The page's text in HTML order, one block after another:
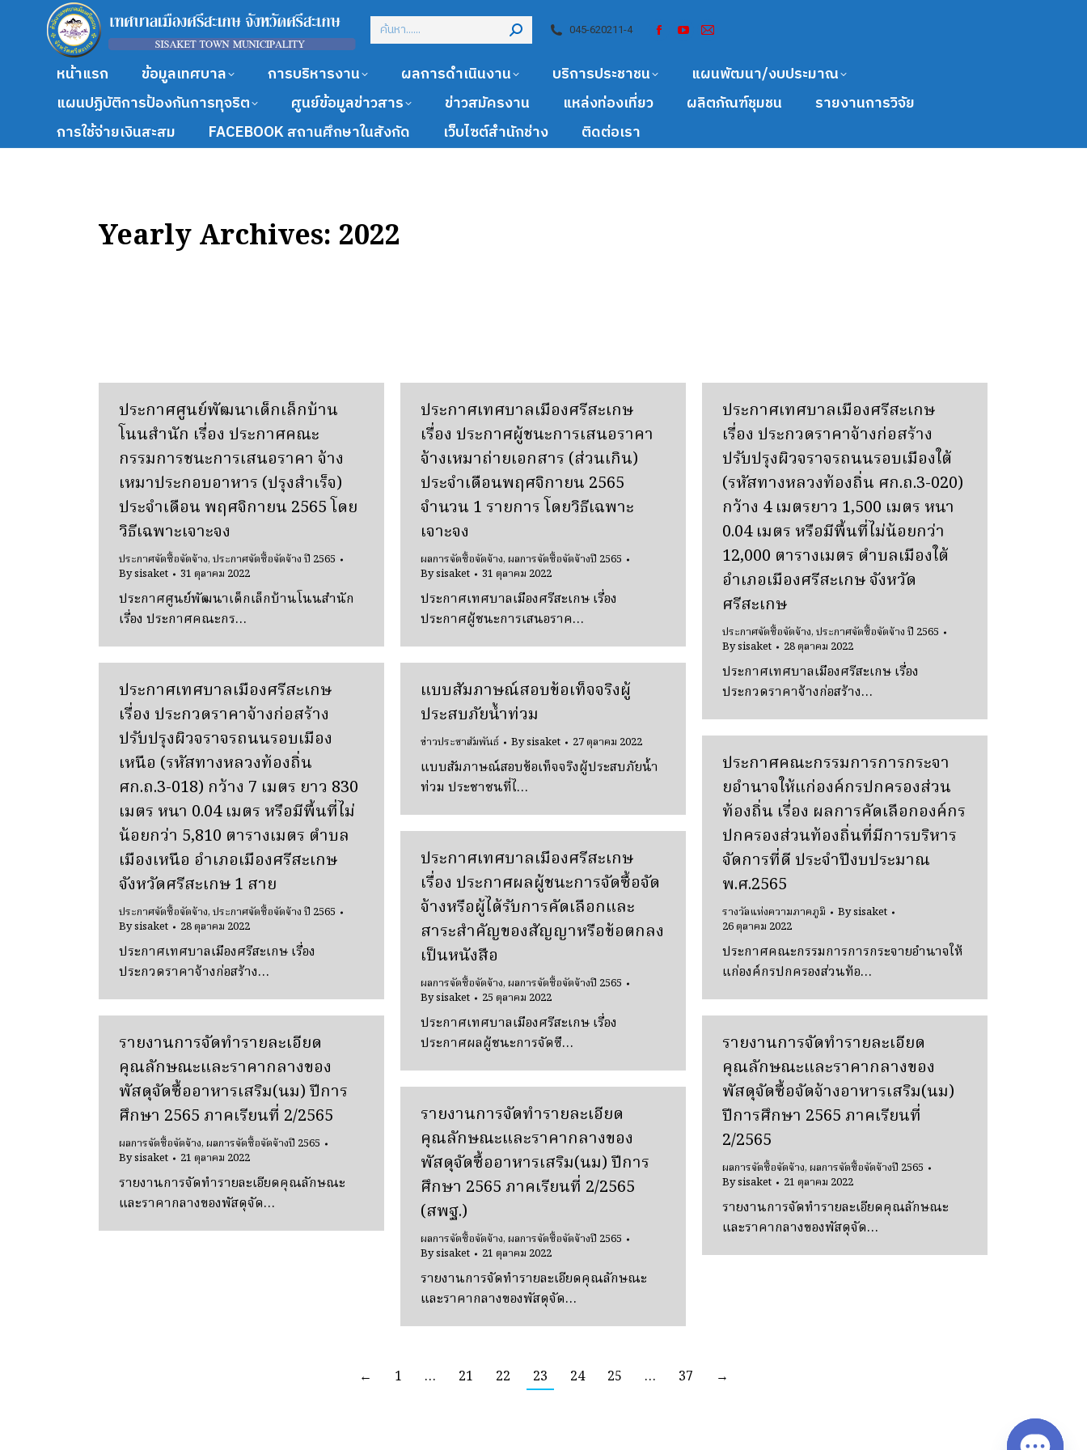
045-620211-4
หน้าแรก ข้อมูลเทศบาล การบริหารงาน ผลการดำเนินงาน บริการประชาชน
แผนพัฒนา/งบประมาณ
แผนปฏิบัติการป้องกันการทุจริต
ศูนย์ข้อมูลข่าวสาร ข่าวสมัครงาน แหล่งท่องเที่ยว ผลิตภัณฑ์ชุมชน
รายงานการวิจัย
การใช้จ่ายเงินสะสม
FACEBOOK สถานศึกษาในสังกัด เว็บไซต์สำนักช่าง ติดต่อเรา
Yearly Archives: 2022
ประกาศศูนย์พัฒนาเด็กเล็กบ้าน
โนนสำนัก เรื่อง ประกาศคณะ
กรรมการชนะการเสนอราคา จ้าง
เหมาประกอบอาหาร (ปรุงสำเร็จ)
ประจำเดือน พฤศจิกายน 2565 โดย
วิธีเฉพาะเจาะจง
ประกาศจัดซื้อจัดจ้าง,ประกาศจัดซื้อจัดจ้าง ปี 2565
Bysisaket 31 ตุลาคม 2022
ประกาศศูนย์พัฒนาเด็กเล็กบ้านโนนสำนัก
เรื่อง ประกาศคณะกร…
ประกาศเทศบาลเมืองศรีสะเกษ
เรื่อง ประกาศผู้ชนะการเสนอราคา
จ้างเหมาถ่ายเอกสาร (ส่วนเกิน)
ประจำเดือนพฤศจิกายน 2565
จำนวน 1 รายการ โดยวิธีเฉพาะ
เจาะจง
ผลการจัดซื้อจัดจ้าง,ผลการจัดซื้อจัดจ้างปี 2565
Bysisaket 31 ตุลาคม 2022
ประกาศเทศบาลเมืองศรีสะเกษ เรื่อง
ประกาศผู้ชนะการเสนอราค…
ประกาศเทศบาลเมืองศรีสะเกษ
เรื่อง ประกวดราคาจ้างก่อสร้าง
ปรับปรุงผิวจราจรถนนรอบเมืองใต้
(รหัสทางหลวงท้องถิ่น ศก.ถ.3-020)
กว้าง 4 เมตรยาว 1,500 เมตร หนา
0.04 เมตร หรือมีพื้นที่ไม่น้อยกว่า
12,000 ตารางเมตร ตำบลเมืองใต้
อำเภอเมืองศรีสะเกษ จังหวัด
ศรีสะเกษ
ประกาศจัดซื้อจัดจ้าง,ประกาศจัดซื้อจัดจ้าง ปี 2565
Bysisaket 28 ตุลาคม 2022
ประกาศเทศบาลเมืองศรีสะเกษ เรื่อง
ประกวดราคาจ้างก่อสร้าง…
ประกาศเทศบาลเมืองศรีสะเกษ
เรื่อง ประกวดราคาจ้างก่อสร้าง
ปรับปรุงผิวจราจรถนนรอบเมือง
เหนือ (รหัสทางหลวงท้องถิ่น
ศก.ถ.3-018) กว้าง 7 เมตร ยาว 830
เมตร หนา 0.04 เมตร หรือมีพื้นที่ไม่
น้อยกว่า 5,810 ตารางเมตร ตำบล
เมืองเหนือ อำเภอเมืองศรีสะเกษ
จังหวัดศรีสะเกษ 1 สาย
ประกาศจัดซื้อจัดจ้าง,ประกาศจัดซื้อจัดจ้าง ปี 2565
Bysisaket 28 ตุลาคม 2022
ประกาศเทศบาลเมืองศรีสะเกษ เรื่อง
ประกวดราคาจ้างก่อสร้าง…
แบบสัมภาษณ์สอบข้อเท็จจริงผู้
ประสบภัยน้ำท่วม
ข่าวประชาสัมพันธ์ Bysisaket 27 ตุลาคม 2022
แบบสัมภาษณ์สอบข้อเท็จจริงผู้ประสบภัยน้ำ
ท่วม ประชาชนที่ไ…
ประกาศคณะกรรมการการกระจา
ยอำนาจให้แก่องค์กรปกครองส่วน
ท้องถิ่น เรื่อง ผลการคัดเลือกองค์กร
ปกครองส่วนท้องถิ่นที่มีการบริหาร
จัดการที่ดี ประจำปีงบประมาณ
พ.ศ.2565
รางวัลแห่งความภาคภูมิ Bysisaket
26 ตุลาคม 2022
ประกาศคณะกรรมการการกระจายอำนาจให้
แก่องค์กรปกครองส่วนท้อ…
ประกาศเทศบาลเมืองศรีสะเกษ
เรื่อง ประกาศผลผู้ชนะการจัดซื้อจัด
จ้างหรือผู้ได้รับการคัดเลือกและ
สาระสำคัญของสัญญาหรือข้อตกลง
เป็นหนังสือ
ผลการจัดซื้อจัดจ้าง,ผลการจัดซื้อจัดจ้างปี 2565
Bysisaket 25 ตุลาคม 2022
ประกาศเทศบาลเมืองศรีสะเกษ เรื่อง
ประกาศผลผู้ชนะการจัดซื…
รายงานการจัดทำรายละเอียด
คุณลักษณะและราคากลางของ
พัสดุจัดซื้ออาหารเสริม(นม) ปีการ
ศึกษา 2565 ภาคเรียนที่ 2/2565
ผลการจัดซื้อจัดจ้าง,ผลการจัดซื้อจัดจ้างปี 2565
Bysisaket 21 ตุลาคม 2022
รายงานการจัดทำรายละเอียดคุณลักษณะ
และราคากลางของพัสดุจัด…
รายงานการจัดทำรายละเอียด
คุณลักษณะและราคากลางของ
พัสดุจัดซื้อจัดจ้างอาหารเสริม(นม)
ปีการศึกษา 2565 ภาคเรียนที่
2/2565
ผลการจัดซื้อจัดจ้าง,ผลการจัดซื้อจัดจ้างปี 2565
Bysisaket 21 ตุลาคม 2022
รายงานการจัดทำรายละเอียดคุณลักษณะ
และราคากลางของพัสดุจัด…
รายงานการจัดทำรายละเอียด
คุณลักษณะและราคากลางของ
พัสดุจัดซื้ออาหารเสริม(นม) ปีการ
ศึกษา 2565 ภาคเรียนที่ 2/2565
(สพฐ.)
ผลการจัดซื้อจัดจ้าง,ผลการจัดซื้อจัดจ้างปี 2565
Bysisaket 21 ตุลาคม 2022
รายงานการจัดทำรายละเอียดคุณลักษณะ
และราคากลางของพัสดุจัด…
← 1 … 21 22 23 24 25 … 37 →